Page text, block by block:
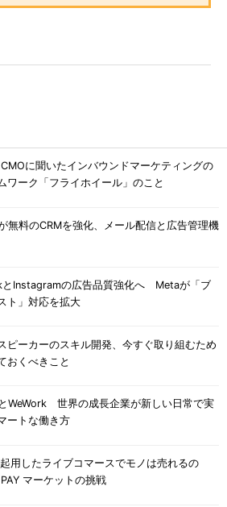
に聞いたインバウンドマーケティングの
ワーク「フライホイール」のこと
無料のCRMを強化、メール配信と広告管理機
とInstagramの広告品質強化へ Metaが「ブ
ト」対応を拡大
ピーカーのスキル開発、今すぐ取り組むため
おくべきこと
WeWork 世界の成長企業が新しい日常で実
ートな働き方
用したライブコマースでモノは売れるの
マーケットの挑戦